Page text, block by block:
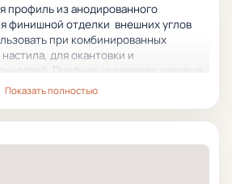
профиль из анодированного
финишной отделки внешних углов
при комбинированных
для окантовки и
Профиль укрепляет угловые
их от различных механических
Показать полностью